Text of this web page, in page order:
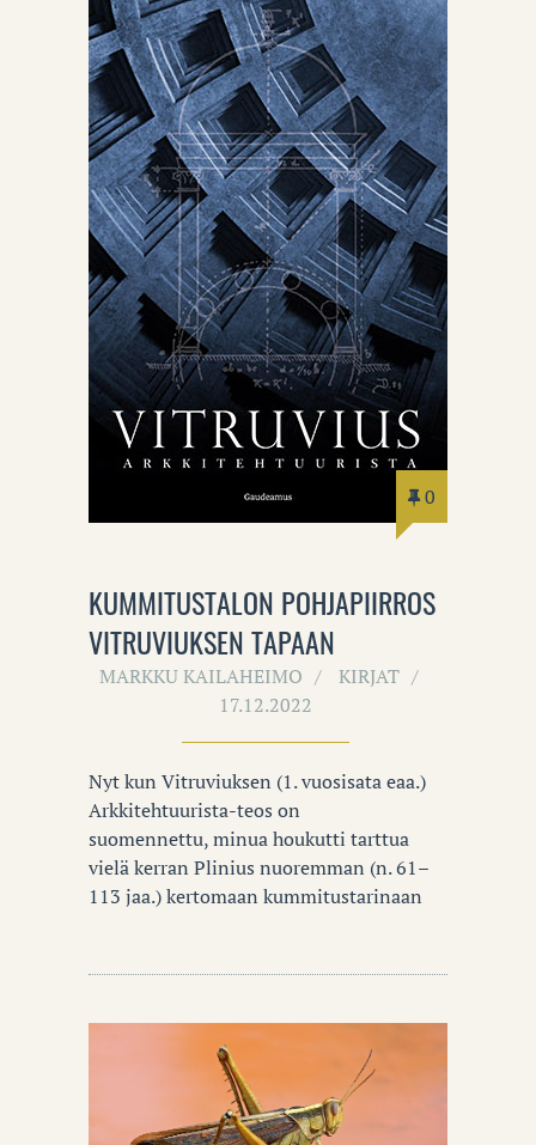
0
KUMMITUSTALON POHJAPIIRROS
VITRUVIUKSEN TAPAAN
MARKKU KAILAHEIMO
KIRJAT
17.12.2022
Nyt kun Vitruviuksen (1. vuosisata eaa.)
Arkkitehtuurista-teos on
suomennettu, minua houkutti tarttua
vielä kerran Plinius nuoremman (n. 61–
113 jaa.) kertomaan kummitustarinaan